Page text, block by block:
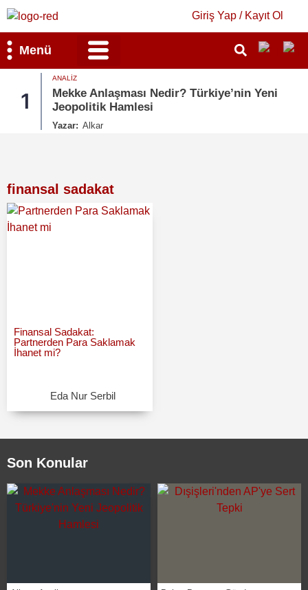
Giriş Yap / Kayıt Ol
Menü
1
ANALIZ
Mekke Anlaşması Nedir? Türkiye’nin Yeni
Jeopolitik Hamlesi
Yazar: Alkar
finansal sadakat
Finansal Sadakat:
Partnerden Para Saklamak
İhanet mi?
Eda Nur Serbil
Son Konular